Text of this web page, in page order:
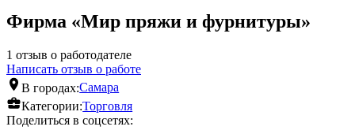
Фирма «Мир пряжи и фурнитуры»
1 отзыв о работодателе
Написать отзыв о работе
В городах:Самара
Категории:Торговля
Поделиться в соцсетях: